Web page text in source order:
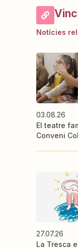
Notícies
03.08.26
El teatre
Conveni
27.07.26
La Tresca